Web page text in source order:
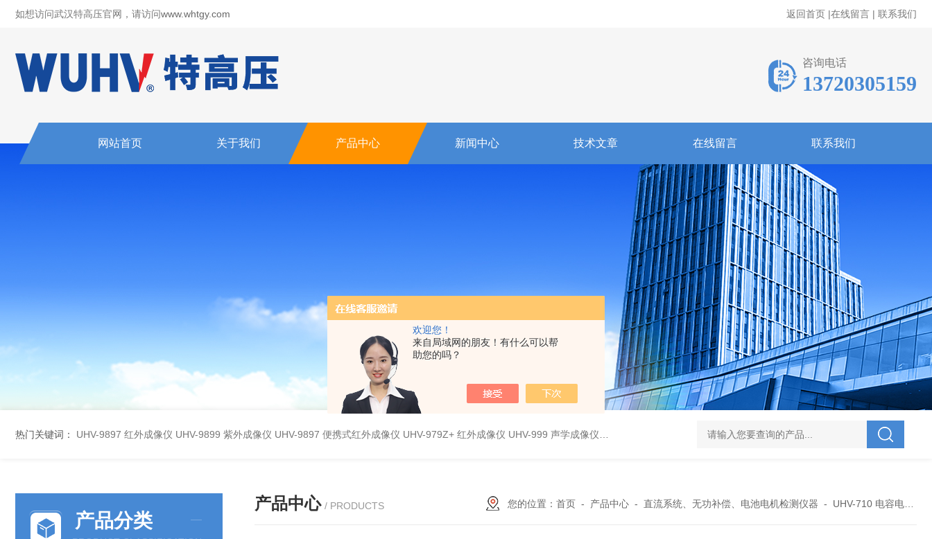
欢迎您！
来自局域网的朋友！有什么可以帮
助您的吗？
如想访问武汉特高压官网，请访问www.whtgy.com 返回首页 |在线留言 | 联系我们
咨询电话
13720305159
网站首页 关于我们 产品中心 新闻中心 技术文章 在线留言 联系我们
热门关键词： UHV-9897 红外成像仪 UHV-9899 紫外成像仪 UHV-9897 便携式红外成像仪 UHV-979Z+ 红外成像仪 UHV-999 声学成像仪 UHV-995 电力综合试验车 UHV-701 级差配合测试仪 UHV-646 全自动水溶
产品分类
产品中心 / PRODUCTS 您的位置： 首页- 产品中心- 直流系统、无功补偿、电池电机检测仪器 - UHV-710 电容电流测试仪